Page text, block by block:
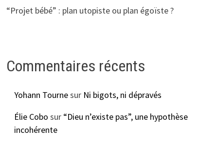
“Projet bébé” : plan utopiste ou plan égoïste ?
Commentaires récents
Yohann Tournesur Ni bigots, ni dépravés
Élie Cobo sur “Dieu n’existe pas”, une hypothèse
incohérente